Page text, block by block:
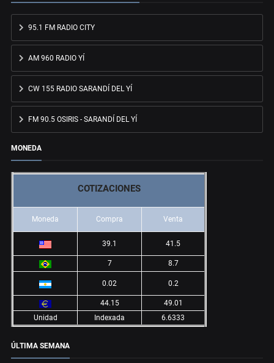
95.1 FM RADIO CITY
AM 960 RADIO YÍ
CW 155 RADIO SARANDÍ DEL YÍ
FM 90.5 OSIRIS - SARANDÍ DEL YÍ
MONEDA
COTIZACIONES
Moneda Compra Venta
39.1 41.5
7 8.7
0.02 0.2
44.15
49.01
Unidad
Indexada 6.6333
ÚLTIMA SEMANA